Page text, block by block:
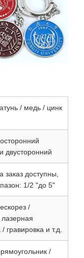
/ медь / цинк
двусторонний
заказ доступны,
1/2 "до 5"
/
лазерная
гравировка и т.д.
/